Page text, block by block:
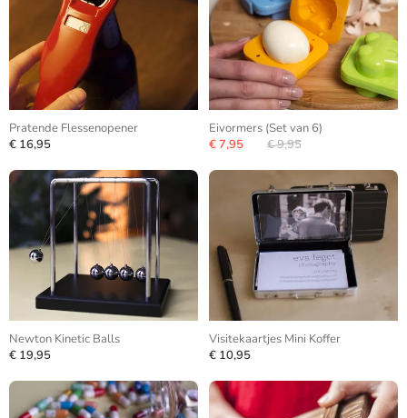
Pratende Flessenopener
€ 16,95
Eivormers (Set van 6)
€ 7,95
€ 9,95
Newton Kinetic Balls
€ 19,95
Visitekaartjes Mini Koffer
€ 10,95